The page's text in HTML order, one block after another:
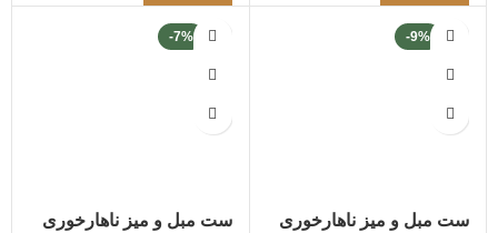
-9%
ست مبل و میز ناهارخوری
-7%
ست مبل و میز ناهارخوری